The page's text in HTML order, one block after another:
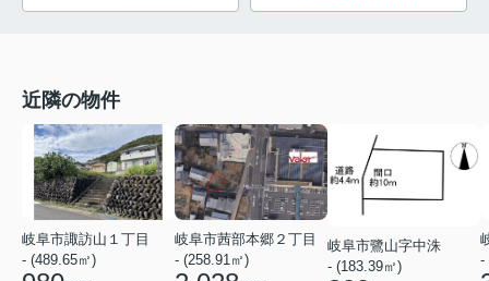
近隣の物件
岐阜市諏訪山１丁目
- (489.65㎡)
岐阜市茜部本郷２丁目
- (258.91㎡)
岐阜市鷺山字中洙
- (183.39㎡)
-